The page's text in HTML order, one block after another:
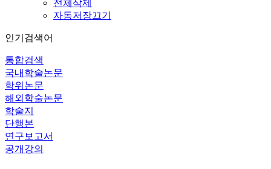
전체삭제
자동저장끄기
인기검색어
통합검색
국내학술논문
학위논문
해외학술논문
학술지
단행본
연구보고서
공개강의